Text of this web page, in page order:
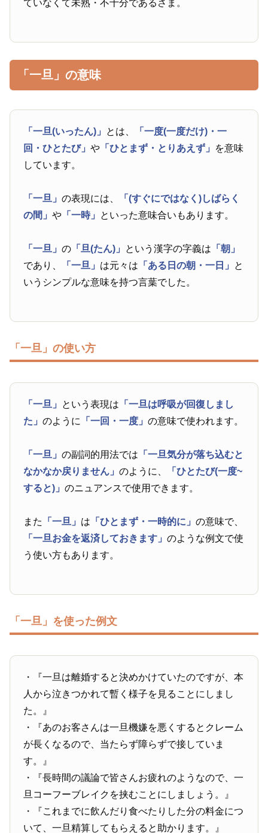
ていなくて未熟・不十分であるさま。
「一旦」の意味
「一旦(いったん)」 とは、
「一度(一度だけ)・一
回・ひとたび」や 「ひとまず・とりあえず」 を意味
しています。
「一旦」の表現には、
「(すぐにではなく)しばらく
の間」や 「一時」 といった意味合いもあります。
「一旦」の 「旦(たん)」 という漢字の字義は 「朝」
であり、
「一旦」 は元々は 「ある日の朝・一日」 と
いうシンプルな意味を持つ言葉でした。
「一旦」の使い方
「一旦」 という表現は 「一旦は呼吸が回復しまし
た」のように 「一回・一度」の意味で使われます。
「一旦」の副詞的用法では 「一旦気分が落ち込むと
なかなか戻りません」のように、
「ひとたび(一度~
すると)」のニュアンスで使用できます。
また 「一旦」 は 「ひとまず・一時的に」の意味で、
「一旦お金を返済しておきます」のような例文で使
う使い方もあります。
「一旦」を使った例文
・『一旦は離婚すると決めかけていたのですが、本
人から泣きつかれて暫く様子を見ることにしまし
た。』
・『あのお客さんは一旦機嫌を悪くするとクレーム
が長くなるので、当たらず障らずで接していま
す。』
・『長時間の議論で皆さんお疲れのようなので、一
旦コーフーブレイクを挟むことにしましょう。』
・『これまでに飲んだり食べたりした分の料金につ
いて、一旦精算してもらえると助かります。』